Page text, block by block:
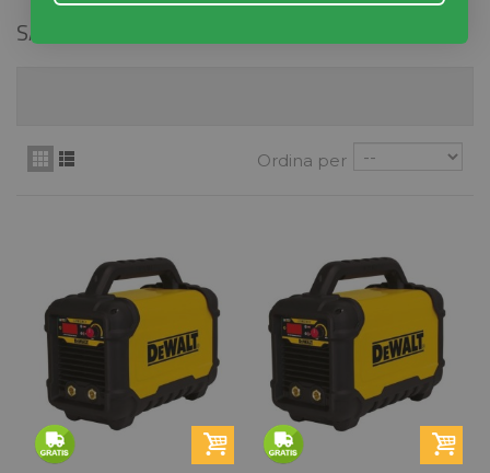
SALDATRICI
Ordina per